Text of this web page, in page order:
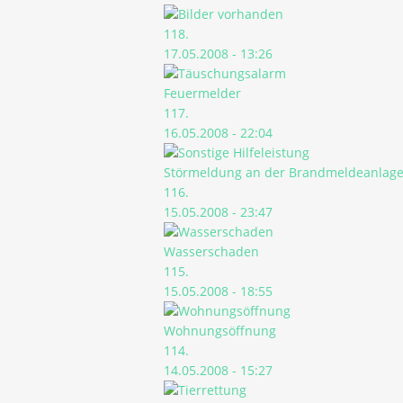
118.
17.05.2008 - 13:26
Feuermelder
117.
16.05.2008 - 22:04
Störmeldung an der Brandmeldeanlage
116.
15.05.2008 - 23:47
Wasserschaden
115.
15.05.2008 - 18:55
Wohnungsöffnung
114.
14.05.2008 - 15:27